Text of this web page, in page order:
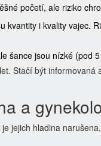
početí, ale riziko
kvantity i kvality vajec.
šance jsou nízké (pod
Stačí být
a
jejich hladina